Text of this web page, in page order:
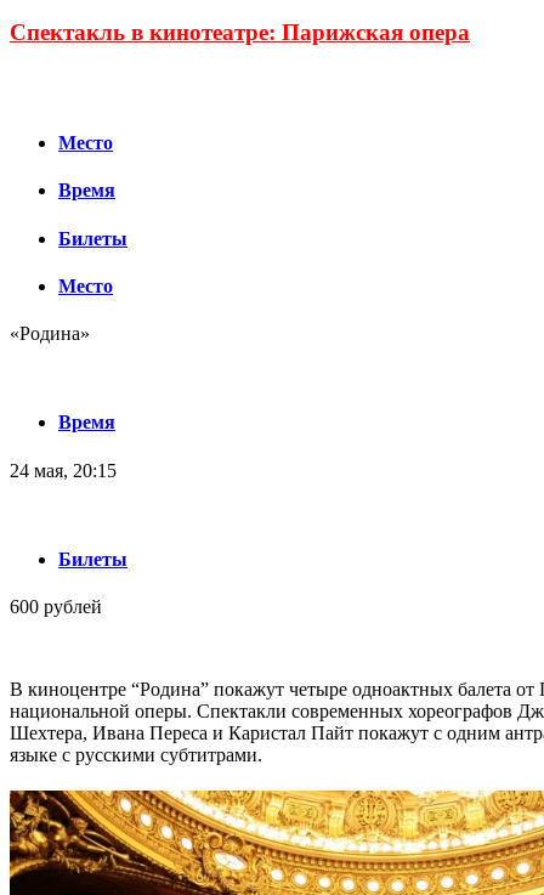
Спектакль в кинотеатре: Парижская опера
Место
Время
Билеты
Место
«Родина»
Время
24 мая, 20:15
Билеты
600 рублей
В киноцентре “Родина” покажут четыре одноактных балета
национальной оперы. Спектакли современных хореографов
Шехтера, Ивана Переса и Каристал Пайт покажут с одним
языке с русскими субтитрами.